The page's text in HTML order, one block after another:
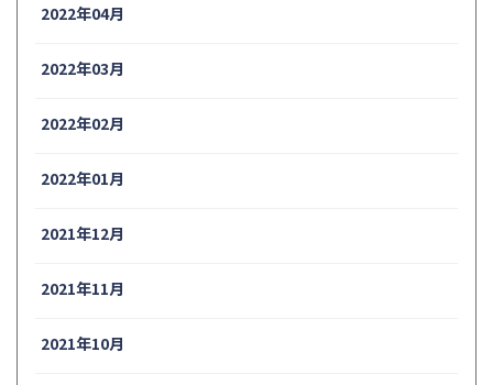
2022年04月
2022年03月
2022年02月
2022年01月
2021年12月
2021年11月
2021年10月